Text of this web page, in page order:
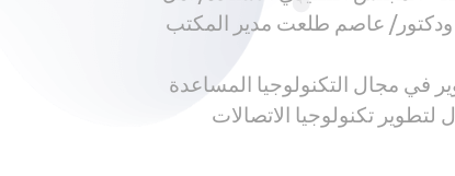
ودكتور/ عاصم طلعت مدير المكتب
في مجال التكنولوجيا المساعدة
لتطوير تكنولوجيا الاتصالات